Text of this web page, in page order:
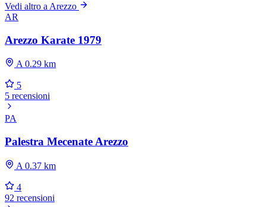
Vedi altro a Arezzo
AR
Arezzo Karate 1979
A 0.29 km
5
5 recensioni
PA
Palestra Mecenate Arezzo
A 0.37 km
4
92 recensioni